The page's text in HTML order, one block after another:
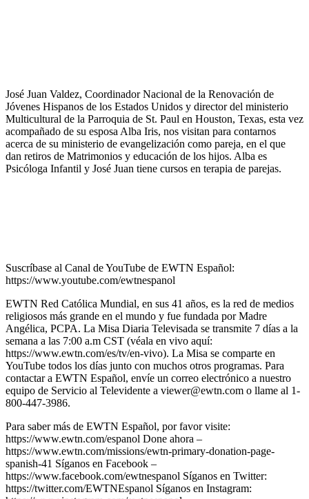
José Juan Valdez, Coordinador Nacional de la Renovación de
Jóvenes Hispanos de los Estados Unidos y director del ministerio
Multicultural de la Parroquia de St. Paul en Houston, Texas, esta vez
acompañado de su esposa Alba Iris, nos visitan para contarnos
acerca de su ministerio de evangelización como pareja, en el que
dan retiros de Matrimonios y educación de los hijos. Alba es
Psicóloga Infantil y José Juan tiene cursos en terapia de parejas.
Suscríbase al Canal de YouTube de EWTN Español:
https://www.youtube.com/ewtnespanol
EWTN Red Católica Mundial, en sus 41 años, es la red de medios
religiosos más grande en el mundo y fue fundada por Madre
Angélica, PCPA. La Misa Diaria Televisada se transmite 7 días a la
semana a las 7:00 a.m CST (véala en vivo aquí:
https://www.ewtn.com/es/tv/en-vivo). La Misa se comparte en
YouTube todos los días junto con muchos otros programas. Para
contactar a EWTN Español, envíe un correo electrónico a nuestro
equipo de Servicio al Televidente a viewer@ewtn.com o llame al 1-
800-447-3986.
Para saber más de EWTN Español, por favor visite:
https://www.ewtn.com/espanol Done ahora –
https://www.ewtn.com/missions/ewtn-primary-donation-page-
spanish-41 Síganos en Facebook –
https://www.facebook.com/ewtnespanol Síganos en Twitter:
https://twitter.com/EWTNEspanol Síganos en Instagram: